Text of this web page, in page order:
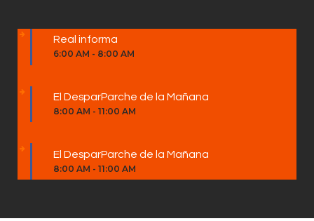
Real informa
6:00 AM - 8:00 AM
El DesparParche de la Mañana
8:00 AM - 11:00 AM
El DesparParche de la Mañana
8:00 AM - 11:00 AM